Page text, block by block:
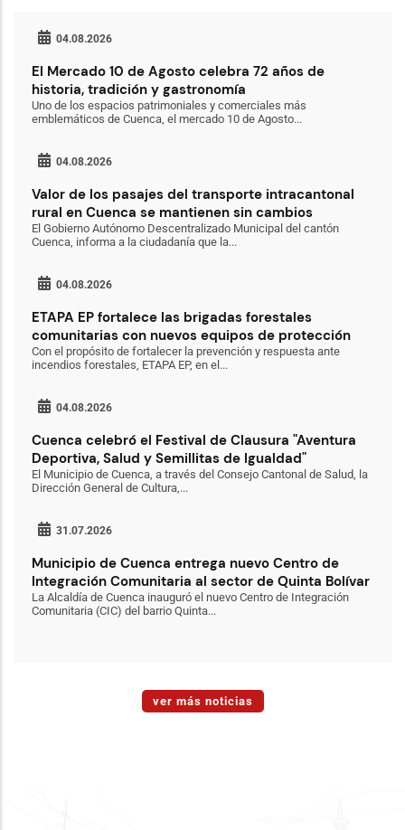
04.08.2026
El Mercado 10 de Agosto celebra 72 años de
historia, tradición y gastronomía
Uno de los espacios patrimoniales y comerciales más
emblemáticos de Cuenca, el mercado 10 de Agosto...
04.08.2026
Valor de los pasajes del transporte intracantonal
rural en Cuenca se mantienen sin cambios
El Gobierno Autónomo Descentralizado Municipal del cantón
Cuenca, informa a la ciudadanía que la...
04.08.2026
ETAPA EP fortalece las brigadas forestales
comunitarias con nuevos equipos de protección
Con el propósito de fortalecer la prevención y respuesta ante
incendios forestales, ETAPA EP, en el...
04.08.2026
Cuenca celebró el Festival de Clausura "Aventura
Deportiva, Salud y Semillitas de Igualdad"
El Municipio de Cuenca, a través del Consejo Cantonal de Salud, la
Dirección General de Cultura,...
31.07.2026
Municipio de Cuenca entrega nuevo Centro de
Integración Comunitaria al sector de Quinta Bolívar
La Alcaldía de Cuenca inauguró el nuevo Centro de Integración
Comunitaria (CIC) del barrio Quinta...
ver más noticias